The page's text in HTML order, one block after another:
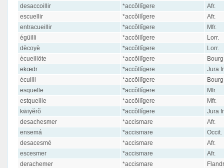
desaccoillir
*accŏllĭgere
Afr.
escuellir
*accŏllĭgere
Afr.
entracueillir
*accŏllĭgere
Mfr.
égüilli
*accŏllĭgere
Lorr.
dècoyè
*accŏllĭgere
Lorr.
ècueillöte
*accŏllĭgere
ekœdr
*accŏllĭgere
Jura
ècuilli
*accŏllĭgere
esquelle
*accŏllĭgere
Mfr.
estqueille
*accŏllĭgere
Mfr.
kẅiyĕrõ
*accŏllĭgere
Jura
desachesmer
*accismare
Afr.
ensemá
*accismare
Occit.
desacesmé
*accismare
Afr.
escesmer
*accismare
Afr.
derachemer
*accismare